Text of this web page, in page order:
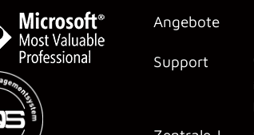
Angebote
Support